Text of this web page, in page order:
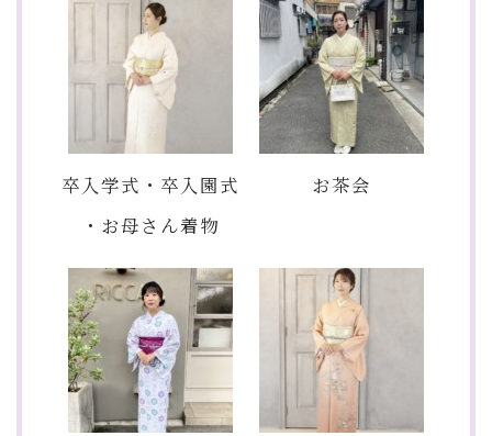
卒入学式・卒入園式
・お母さん着物
お茶会